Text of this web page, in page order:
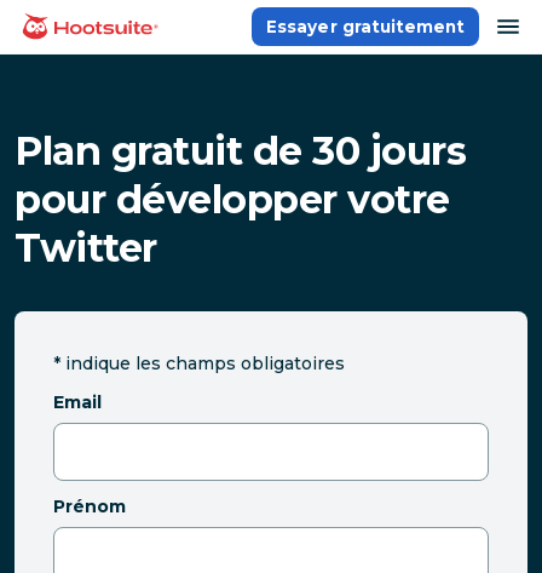
Aller
Accueil
Essayer gratuitement
Plan gratuit de 30 jours
pour développer votre
Twitter
* indique les champs obligatoires
Email
Prénom